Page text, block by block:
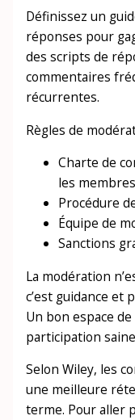
Définissez un
réponses pour
des scripts de
commentaires
récurrentes.
Règles de
Charte de
les membres
Procédure
Équipe de
Sanctions
La modération
c’est guidance et
Un bon espace
participation
Selon Wiley, les
une meilleure
terme. Pour aller